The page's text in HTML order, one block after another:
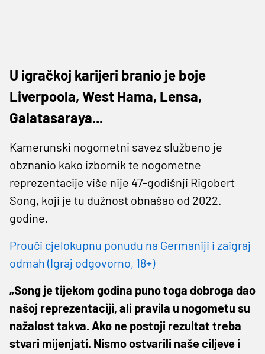
U igračkoj karijeri branio je boje
Liverpoola, West Hama, Lensa,
Galatasaraya...
Kamerunski nogometni savez službeno je
obznanio kako izbornik te nogometne
reprezentacije više nije 47-godišnji Rigobert
Song, koji je tu dužnost obnašao od 2022.
godine.
Prouči cjelokupnu ponudu na Germaniji i zaigraj
odmah (Igraj odgovorno, 18+)
„Song je tijekom godina puno toga dobroga dao
našoj reprezentaciji, ali pravila u nogometu su
nažalost takva. Ako ne postoji rezultat treba
stvari mijenjati. Nismo ostvarili naše ciljeve i